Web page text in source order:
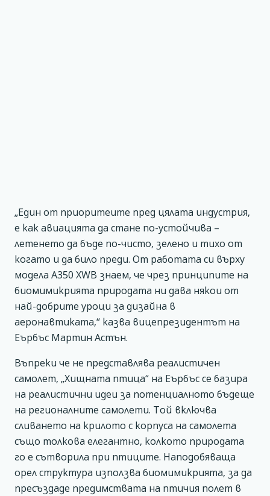
„Един от приоритеите пред цялата индустрия,
е как авиацията да стане по-устойчива –
летенето да бъде по-чисто, зелено и тихо от
когато и да било преди. От работата си върху
модела А350 XWB знаем, че чрез принципите на
биомимикрията природата ни дава някои от
най-добрите уроци за дизайна в
аеронавтиката,“ казва вицепрезидентът на
Еърбъс Мартин Астън.
Въпреки че не представлява реалистичен
самолет, „Хищната птица“ на Еърбъс се базира
на реалистични идеи за потенциалното бъдеще
на регионалните самолети. Той включва
сливането на крилото с корпуса на самолета
също толкова елегантно, колкото природата
го е сътворила при птиците. Наподобяваща
орел структура използва биомимикрията, за да
пресъздаде предимствата на птичия полет в